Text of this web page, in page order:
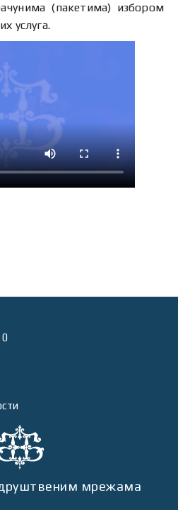
(пакетима) избором
услуга.
мрежама